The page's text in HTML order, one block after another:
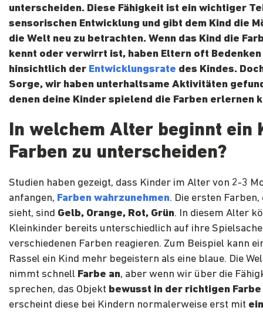
unterscheiden. Diese Fähigkeit ist ein wichtiger
sensorischen Entwicklung und gibt dem Kind die
die Welt neu zu betrachten. Wenn das Kind die
kennt oder verwirrt ist, haben Eltern oft Bedenken
hinsichtlich der Entwicklungsrate des Kindes.
Sorge, wir haben unterhaltsame Aktivitäten
denen deine Kinder spielend die Farben erlernen
In welchem Alter beginnt ein
Farben zu unterscheiden?
Studien haben gezeigt, dass Kinder im Alter von 2-3
anfangen, Farben wahrzunehmen. Die ersten Farben,
sieht, sind Gelb, Orange, Rot, Grün. In diesem Alter
Kleinkinder bereits unterschiedlich auf ihre
verschiedenen Farben reagieren. Zum Beispiel kann
Rassel ein Kind mehr begeistern als eine blaue. Die
nimmt schnell Farbe an, aber wenn wir über die
sprechen, das Objekt bewusst in der richtigen
erscheint diese bei Kindern normalerweise erst mit